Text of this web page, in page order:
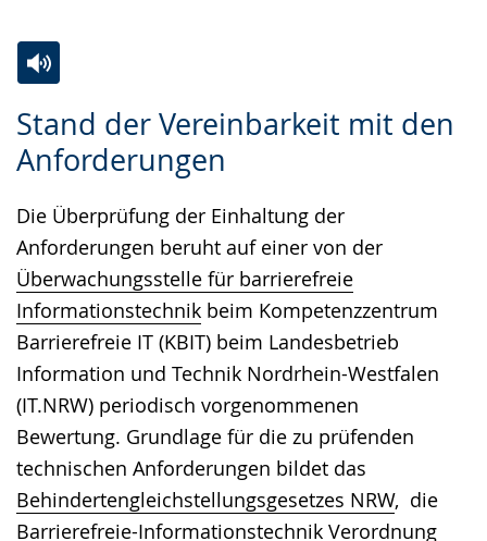
Stand der Vereinbarkeit mit den
Anforderungen
Die Überprüfung der Einhaltung der
Anforderungen beruht auf einer von der
Überwachungsstelle für barrierefreie
Informationstechnik beim Kompetenzzentrum
Barrierefreie IT (KBIT) beim Landesbetrieb
Information und Technik Nordrhein-Westfalen
(IT.NRW) periodisch vorgenommenen
Bewertung. Grundlage für die zu prüfenden
technischen Anforderungen bildet das
Behindertengleichstellungsgesetzes NRW, die
Barrierefreie-Informationstechnik Verordnung
Leichten
Sprache
Audio-
Unterstützung.
Video
in
Gebärdensprache
wird
angezeigt.